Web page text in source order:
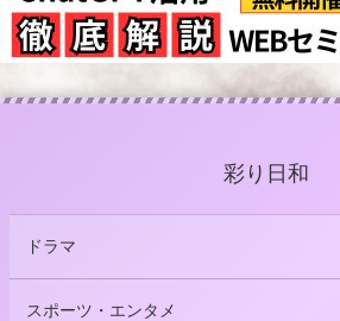
彩り日和
ドラマ
スポーツ・エンタメ